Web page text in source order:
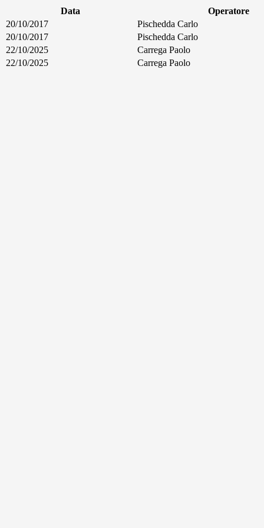
Data
Operatore
20/10/2017
Pischedda Carlo
20/10/2017
Pischedda Carlo
22/10/2025
Carrega Paolo
22/10/2025
Carrega Paolo